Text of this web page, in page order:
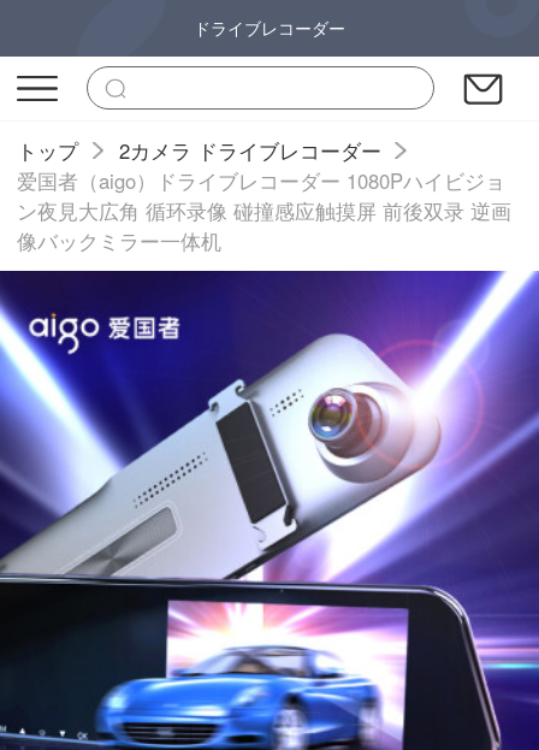
ドライブレコーダー
トップ
2カメラ ドライブレコーダー
爱国者（aigo）ドライブレコーダー 1080Pハイビジョ
ン夜見大広角 循环录像 碰撞感应触摸屏 前後双录 逆画
像バックミラー一体机